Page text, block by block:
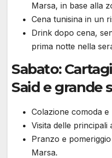
Marsa, in base alla
Cena tunisina in un
Drink dopo cena,
prima notte nella
Sabato:
Said e grande
Colazione comoda
Visita delle principali
Pranzo e
Marsa.